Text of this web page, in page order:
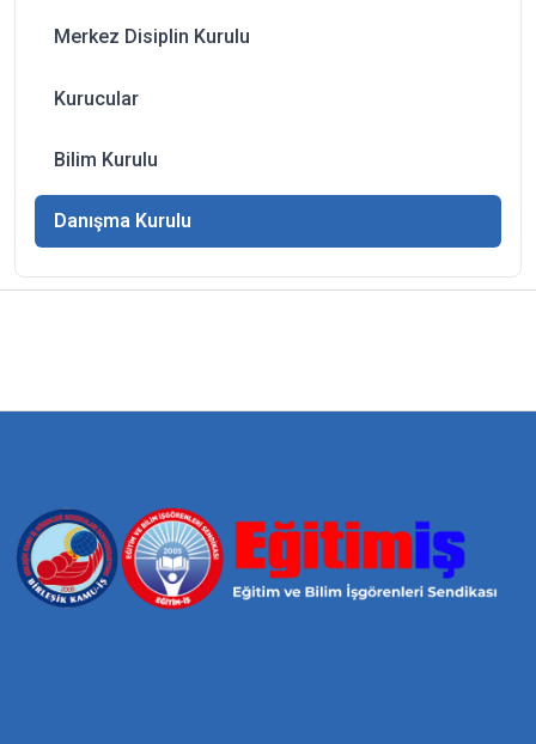
Merkez Disiplin Kurulu
Kurucular
Bilim Kurulu
Danışma Kurulu